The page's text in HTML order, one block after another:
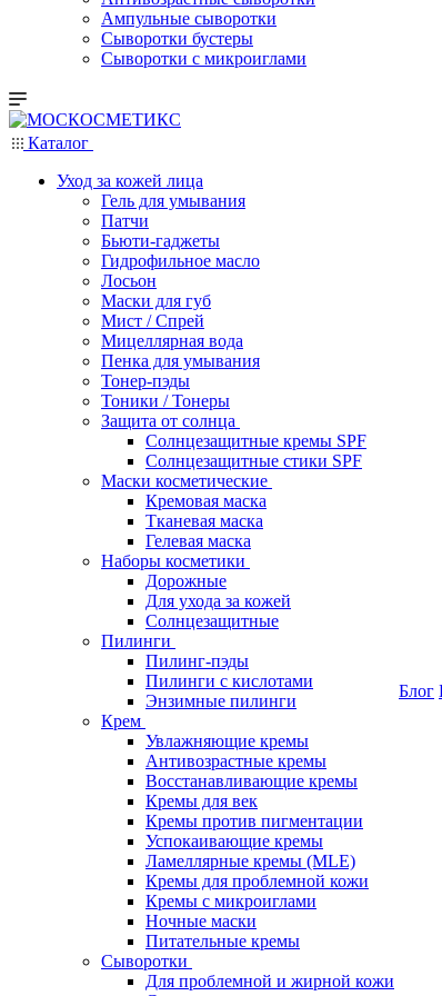
Ампульные сыворотки
Сыворотки бустеры
Сыворотки с микроиглами
Каталог
Уход за кожей лица
Гель для умывания
Патчи
Бьюти-гаджеты
Гидрофильное масло
Лосьон
Маски для губ
Мист / Спрей
Мицеллярная вода
Пенка для умывания
Тонер-пэды
Тоники / Тонеры
Защита от солнца
Солнцезащитные кремы SPF
Солнцезащитные стики SPF
Маски косметические
Кремовая маска
Тканевая маска
Гелевая маска
Наборы косметики
Дорожные
Для ухода за кожей
Солнцезащитные
Пилинги
Пилинг-пэды
Пилинги с кислотами
Энзимные пилинги
Крем
Увлажняющие кремы
Антивозрастные кремы
Восстанавливающие кремы
Кремы для век
Кремы против пигментации
Успокаивающие кремы
Ламеллярные кремы (MLE)
Кремы для проблемной кожи
Кремы с микроиглами
Ночные маски
Питательные кремы
Сыворотки
Для проблемной и жирной кожи
Блог